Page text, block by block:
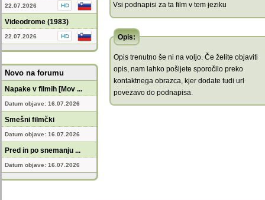
22.07.2026
Videodrome (1983)
22.07.2026
Novo na forumu
Napake v filmih [Mov ...
Datum objave: 16.07.2026
Smešni filmčki
Datum objave: 16.07.2026
Pred in po snemanju ...
Datum objave: 16.07.2026
Vsi podnapisi za ta film v tem jeziku
Opis:
Opis trenutno še ni na voljo. Če želite objaviti
opis, nam lahko pošljete sporočilo preko
kontaktnega obrazca, kjer dodate tudi url
povezavo do podnapisa.